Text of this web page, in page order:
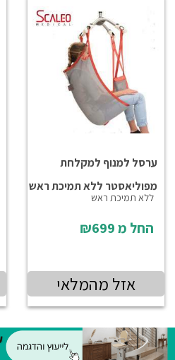
ערסל למנוף למקלחת
מפוליאסטר ללא תמיכת ראש
ללא תמיכת ראש
החל מ
אזל מהמלאי